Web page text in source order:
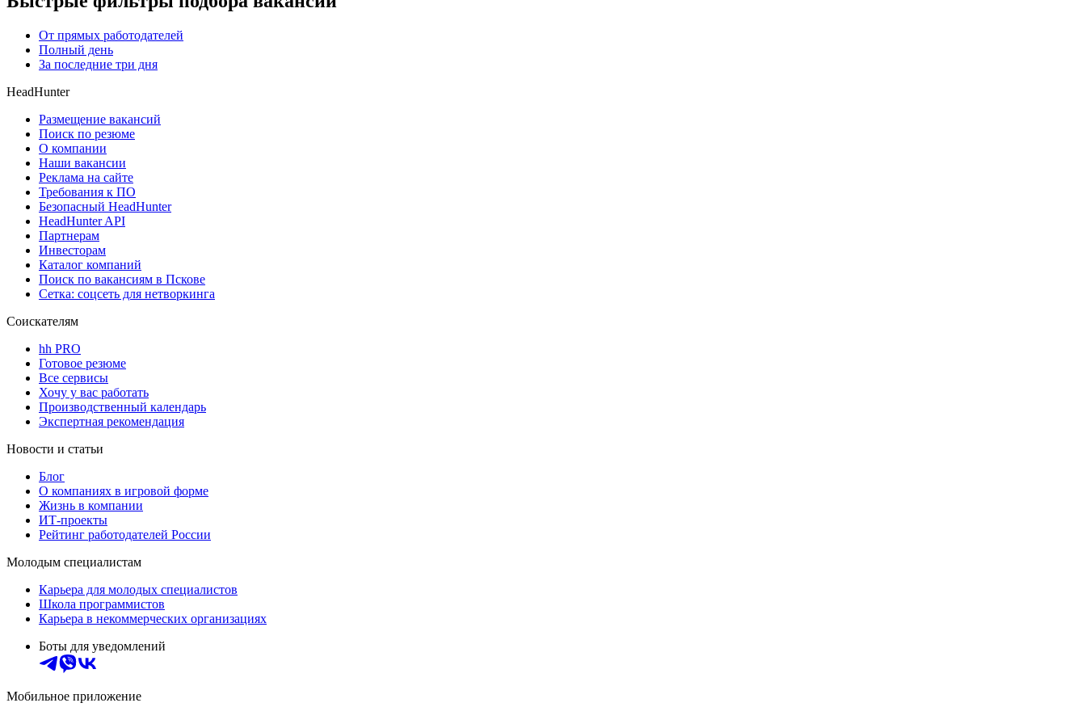
От прямых работодателей
Полный день
За последние три дня
HeadHunter
Размещение вакансий
Поиск по резюме
О компании
Наши вакансии
Реклама на сайте
Требования к ПО
Безопасный HeadHunter
HeadHunter API
Партнерам
Инвесторам
Каталог компаний
Поиск по вакансиям в Пскове
Сетка: соцсеть для нетворкинга
Соискателям
hh PRO
Готовое резюме
Все сервисы
Хочу у вас работать
Производственный календарь
Экспертная рекомендация
Новости и статьи
Блог
О компаниях в игровой форме
Жизнь в компании
ИТ-проекты
Рейтинг работодателей России
Молодым специалистам
Карьера для молодых специалистов
Школа программистов
Карьера в некоммерческих организациях
Боты для уведомлений
Мобильное приложение